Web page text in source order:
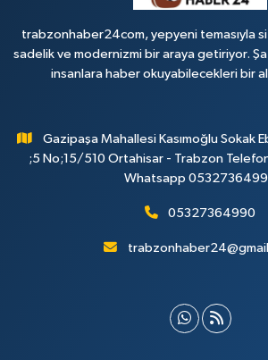
trabzonhaber24com, yepyeni temasıyla
sadelik ve modernizmi bir araya getiriyor.
insanlara haber okuyabilecekleri bir
Gazipaşa Mahallesi Kasımoğlu Sokak
;5 No;15/510 Ortahisar - Trabzon
Whatsapp
05327364990